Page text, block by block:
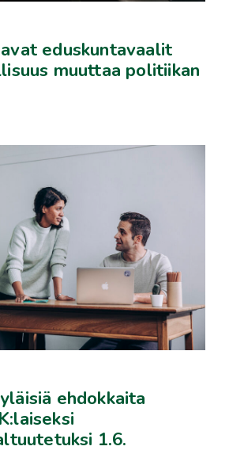
eduskuntavaalit
muuttaa politiikan
ehdokkaita
1.6.